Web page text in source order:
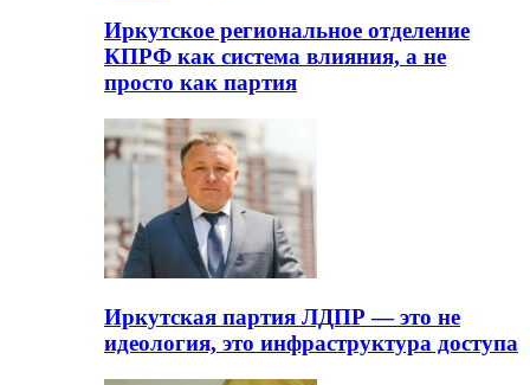
Иркутское региональное отделение
КПРФ как система влияния, а не
просто как партия
Иркутская партия ЛДПР — это не
идеология, это инфраструктура доступа